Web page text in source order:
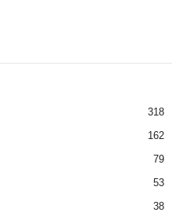
318
162
79
53
38